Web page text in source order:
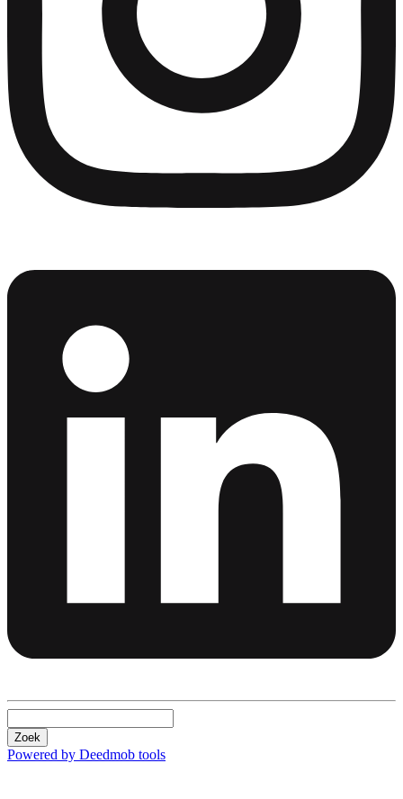
Zoek
Powered by Deedmob tools